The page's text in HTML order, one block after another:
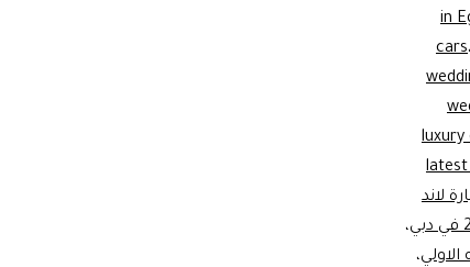
in
cars،
luxury
latest
لاند
،
،